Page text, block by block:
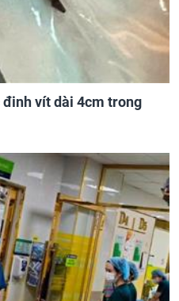
vít dài 4cm trong